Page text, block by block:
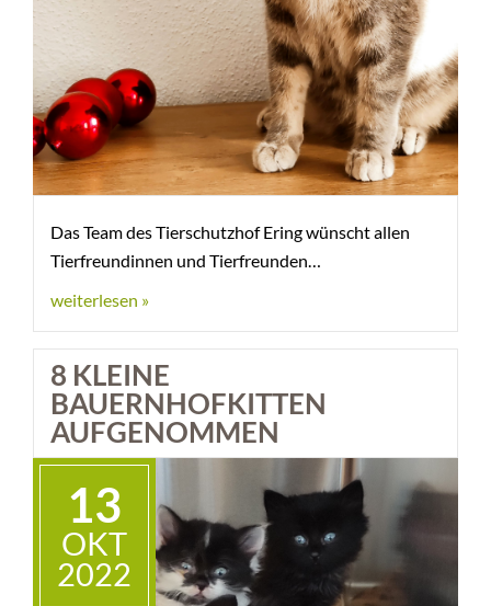
Das Team des Tierschutzhof Ering wünscht allen
Tierfreundinnen und Tierfreunden
weiterlesen »
8 KLEINE
BAUERNHOFKITTEN
AUFGENOMMEN
13
OKT
2022